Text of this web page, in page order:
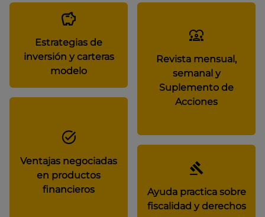
Estrategias de
inversión y carteras
modelo
Revista mensual,
semanal y
Suplemento de
Acciones
Ventajas negociadas
en productos
financieros
Ayuda practica sobre
fiscalidad y derechos